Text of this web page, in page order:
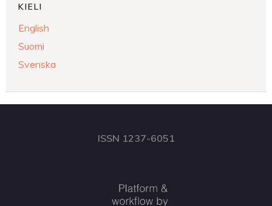
KIELI
English
Suomi
Svenska
ISSN 1237-6051